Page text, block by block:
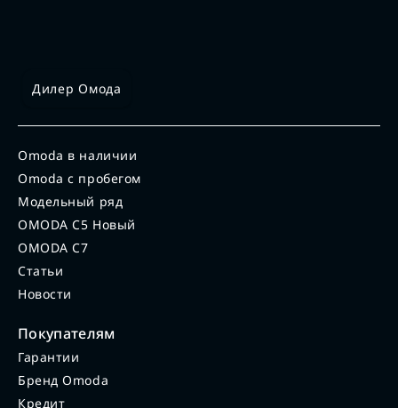
Дилер Омода
Omoda в наличии
Omoda с пробегом
Модельный ряд
OMODA C5 Новый
OMODA C7
Статьи
Новости
Покупателям
Гарантии
Бренд Omoda
Кредит